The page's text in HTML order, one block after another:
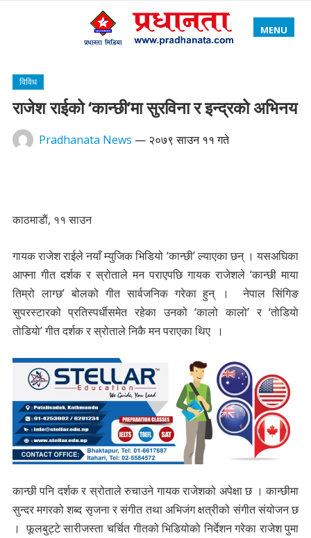
MENU
विविध
राजेश राईको ‘कान्छी’मा सुरविना र इन्द्रको अभिनय
Pradhanata News — २०७९ साउन ११ गते
काठमाडाैं, ११ साउन
गायक राजेश राईले नयाँ म्युजिक भिडियो ‘कान्छी’ ल्याएका छन् । यसअघिका
आफ्ना गीत दर्शक र स्रोताले मन पराएपछि गायक राजेशले ‘कान्छी माया
तिम्रो लाग्छ’ बोलको गीत सार्वजनिक गरेका हुन् । नेपाल सिंगिङ
सुपरस्टारको प्रतिस्पर्धीसमेत रहेका उनको ‘कालो कालो’ र ‘ताेडियाे
ताेडियाे’ गीत दर्शक र स्रोताले निकै मन पराएका थिए ।
कान्छी पनि दर्शक र स्रोताले रुचाउने गायक राजेशको अपेक्षा छ । कान्छीमा
सुन्दर मगरको शब्द सृजना र संगीत तथा अभिजंग क्षत्रीको संगीत संयोजन छ
। फूलबुट्टे सारीजस्ता चर्चित गीतको भिडियोको निर्देशन गरेका राजेश पुमा